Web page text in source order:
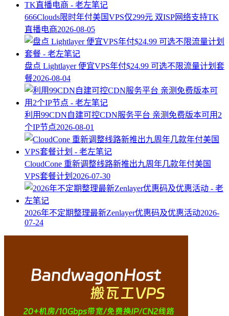
666Clouds限时年付美国VPS仅299元 双ISP网络支持TK
直播电商2026-08-05
盘点 Lightlayer 便宜VPS年付$24.99 可选不限流量计划套
餐2026-08-04
利用99CDN自建可控CDN服务平台 亲测免费版本可用2
个IP节点2026-08-01
CloudCone 重新调整线路新推出九周年几款年付美国
VPS套餐计划 2026-07-30
2026年不定期整理最新Zenlayer优惠码及优惠活动2026-
07-24